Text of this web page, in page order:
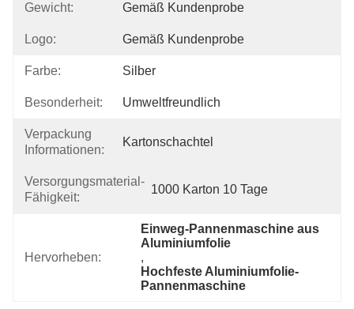
Gewicht: Gemäß Kundenprobe
Logo: Gemäß Kundenprobe
Farbe: Silber
Besonderheit: Umweltfreundlich
Verpackung
Informationen:
Kartonschachtel
Versorgungsmaterial-
Fähigkeit:
1000 Karton 10 Tage
Hervorheben:
Einweg-Pannenmaschine aus
Aluminiumfolie
,
Hochfeste Aluminiumfolie-
Pannenmaschine